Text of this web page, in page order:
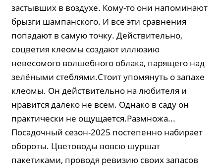
застывших в воздухе. Кому-то они напоминают
брызги шампанского. И все эти сравнения
попадают в самую точку. Действительно,
соцветия клеомы создают иллюзию
невесомого волшебного облака, парящего над
зелёными стеблями.Стоит упомянуть о запахе
клеомы. Он действительно на любителя и
нравится далеко не всем. Однако в саду он
практически не ощущается.Размножа...
Посадочный сезон-2025 постепенно набирает
обороты. Цветоводы вовсю шуршат
пакетиками, проводя ревизию своих запасов